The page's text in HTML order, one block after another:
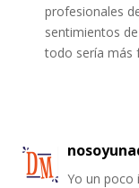
profesionales
sentimientos
todo sería más
Yo un poco